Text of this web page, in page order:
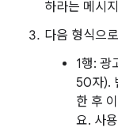
하라는 메시
다음 형식으
1행: 광
50자).
한 후
요. 사